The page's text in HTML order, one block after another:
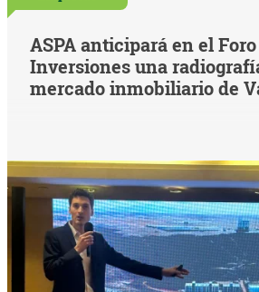
ASPA anticipará en el
Inversiones una
mercado inmobiliario de